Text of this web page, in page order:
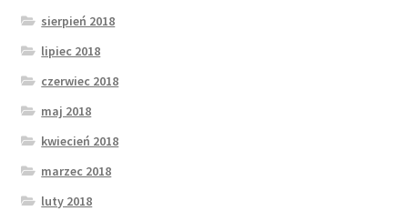
sierpień 2018
lipiec 2018
czerwiec 2018
maj 2018
kwiecień 2018
marzec 2018
luty 2018